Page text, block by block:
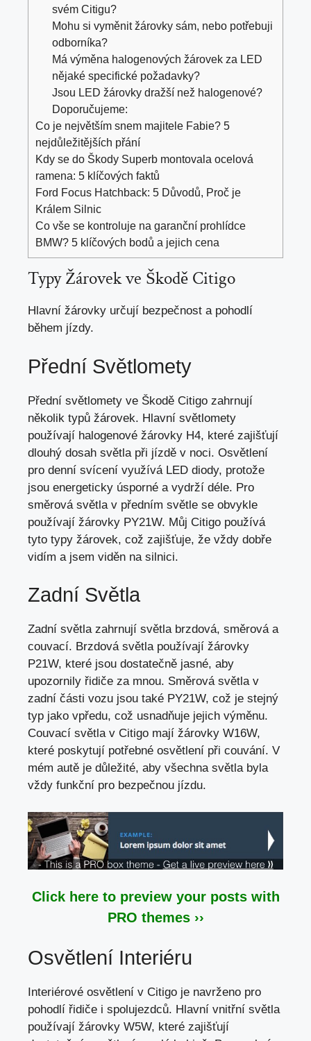
svém Citigu?
Mohu si vyměnit žárovky sám, nebo potřebuji
odborníka?
Má výměna halogenových žárovek za LED
nějaké specifické požadavky?
Jsou LED žárovky dražší než halogenové?
Doporučujeme:
Co je největším snem majitele Fabie? 5
nejdůležitějších přání
Kdy se do Škody Superb montovala ocelová
ramena: 5 klíčových faktů
Ford Focus Hatchback: 5 Důvodů, Proč je
Králem Silnic
Co vše se kontroluje na garanční prohlídce
BMW? 5 klíčových bodů a jejich cena
Typy Žárovek ve Škodě Citigo
Hlavní žárovky určují bezpečnost a pohodlí
během jízdy.
Přední Světlomety
Přední světlomety ve Škodě Citigo zahrnují
několik typů žárovek. Hlavní světlomety
používají halogenové žárovky H4, které zajišťují
dlouhý dosah světla při jízdě v noci. Osvětlení
pro denní svícení využívá LED diody, protože
jsou energeticky úsporné a vydrží déle. Pro
směrová světla v předním světle se obvykle
používají žárovky PY21W. Můj Citigo používá
tyto typy žárovek, což zajišťuje, že vždy dobře
vidím a jsem viděn na silnici.
Zadní Světla
Zadní světla zahrnují světla brzdová, směrová a
couvací. Brzdová světla používají žárovky
P21W, které jsou dostatečně jasné, aby
upozornily řidiče za mnou. Směrová světla v
zadní části vozu jsou také PY21W, což je stejný
typ jako vpředu, což usnadňuje jejich výměnu.
Couvací světla v Citigo mají žárovky W16W,
které poskytují potřebné osvětlení při couvání. V
mém autě je důležité, aby všechna světla byla
vždy funkční pro bezpečnou jízdu.
Click here to preview your posts with
PRO themes ››
Osvětlení Interiéru
Interiérové osvětlení v Citigo je navrženo pro
pohodlí řidiče i spolujezdců. Hlavní vnitřní světla
používají žárovky W5W, které zajišťují